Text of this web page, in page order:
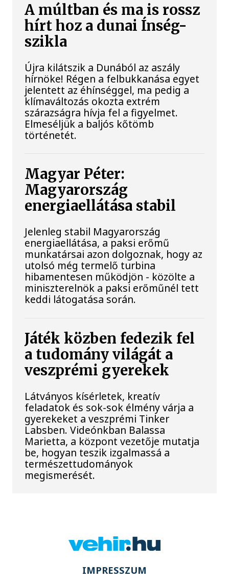
A múltban és ma is rossz
hírt hoz a dunai Ínség-
szikla
Újra kilátszik a Dunából az aszály
hírnöke! Régen a felbukkanása egyet
jelentett az éhínséggel, ma pedig a
klímaváltozás okozta extrém
szárazságra hívja fel a figyelmet.
Elmeséljük a baljós kőtömb
történetét.
Magyar Péter:
Magyarország
energiaellátása stabil
Jelenleg stabil Magyarország
energiaellátása, a paksi erőmű
munkatársai azon dolgoznak, hogy az
utolsó még termelő turbina
hibamentesen működjön - közölte a
miniszterelnök a paksi erőműnél tett
keddi látogatása során.
Játék közben fedezik fel
a tudomány világát a
veszprémi gyerekek
Látványos kísérletek, kreatív
feladatok és sok-sok élmény várja a
gyerekeket a veszprémi Tinker
Labsben. Videónkban Balassa
Marietta, a központ vezetője mutatja
be, hogyan teszik izgalmassá a
természettudományok
megismerését.
IMPRESSZUM